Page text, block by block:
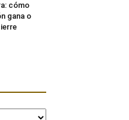
cómo
gana o